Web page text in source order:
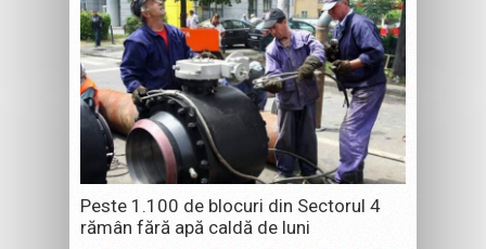
Peste 1.100 de blocuri din Sectorul 4
rămân fără apă caldă de luni